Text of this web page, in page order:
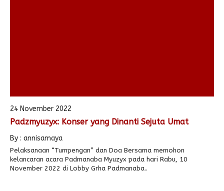
24 November 2022
Padzmyuzyx: Konser yang Dinanti Sejuta Umat
By : annisamaya
Pelaksanaan “Tumpengan” dan Doa Bersama memohon
kelancaran acara Padmanaba Myuzyx pada hari Rabu, 10
November 2022 di Lobby Grha Padmanaba..